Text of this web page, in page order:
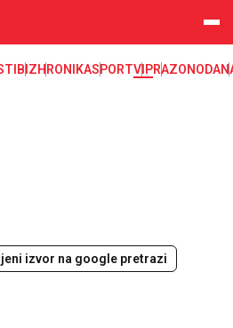
BIZHRONIKASPORTVIPRAZONODA
izvor na google pretrazi